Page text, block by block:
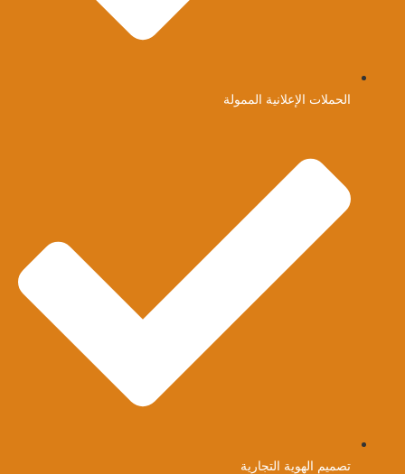
الحملات الإعلانية الممولة
تصميم الهوية التجارية